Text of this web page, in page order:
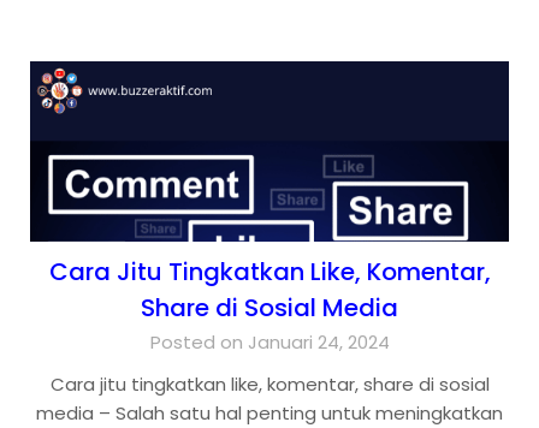
Cara Jitu Tingkatkan Like, Komentar,
Share di Sosial Media
Posted on Januari 24, 2024
Cara jitu tingkatkan like, komentar, share di sosial
media – Salah satu hal penting untuk meningkatkan